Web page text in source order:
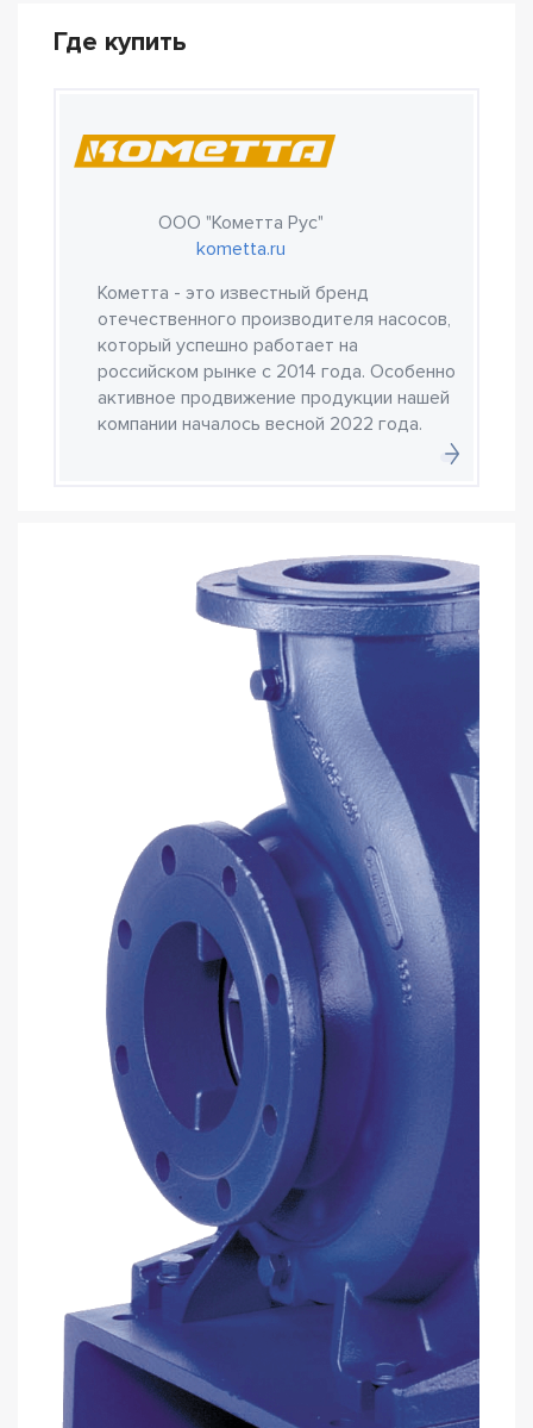
Где купить
ООО "Кометта Рус"
kometta.ru
Кометта - это известный бренд
отечественного производителя насосов,
который успешно работает на
российском рынке с 2014 года. Особенно
активное продвижение продукции нашей
компании началось весной 2022 года.